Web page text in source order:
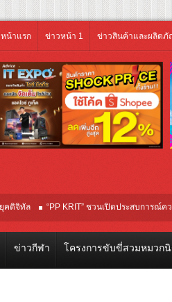
หน้าแรก ข่าวหน้า 1 ข่าวสินค้าและผลิต
“PP KRIT” ชวนเปิดประสบการณ์ความหวานซ่
ข่าวกีฬา โครงการขับขี่สวมหมวกนิ